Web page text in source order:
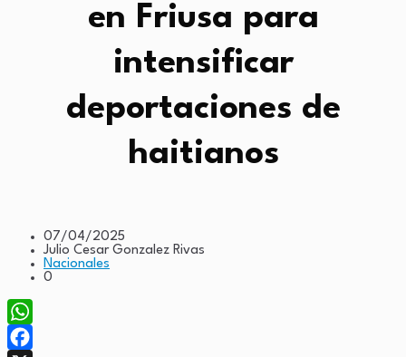
en Friusa para
intensificar
deportaciones de
haitianos
07/04/2025
Julio Cesar Gonzalez Rivas
Nacionales
0
WhatsApp